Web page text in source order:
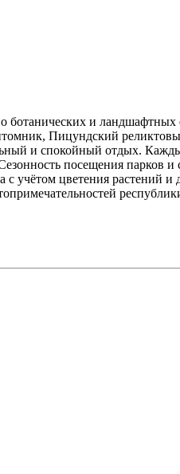
и
Пицундский
и спокойный отдых.
посещения парков
с учётом цветения